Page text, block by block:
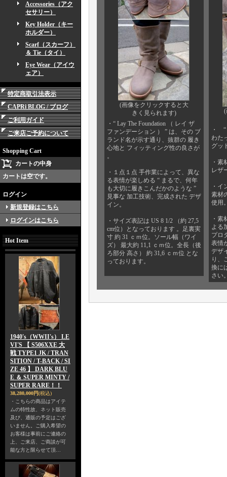
Accessories（アク
セサリー）
Key Holder（キー
ホルダー）
Scarf（スカーフ）
＆ Tie（タイ）
Eye Wear（アイウ
ェア）
特定商取引法表示
CAPRi BLOG / ブログ
ご利用ガイド
ご来店ご予約について
Shopping Cart
カートの中身
カートは空です。
ログイン
新規登録はこちら
ログインはこちら
Hot Item
1940's（WWII's） LE
VI'S 【 S506XXE 大
戦 TYPE1 JK / TRAN
SITION / T-BACK / SI
ZE 46 】 DARK BLU
E ＆ SUPER MINTY /
SUPER RARE！！
38,280,000円(税込)
・こちらの商品はアイテ
ムの特性故、ネット販売
及び、通販の予定はござ
いません。ご購入希望の
お客様は事前にご連絡の
上、ご来店、ご商談が可
能な方と限らせて頂…
(画像をクリックすると大
きく見られます)
・“ Lay The Foundation （ レイ ザ
ファンデーション ） ” は、その ブ
ランド名が示す通り、抜群の 履き
心地と フィッティング性の良さが
。
・１点１点 手作業によって、異な
る表情が楽しめる “ まるで、何年
も大切に履きこんだかのような ”
見事な 加工技術、完成された デザ
イン。
・サイズ表記は US 8 1/2 （約 27,5
cm位）となっております 。足裏実
寸 約 31 ｃｍ位。ソール幅（ワイ
ズ） 最大約 11,1 ｃｍ位。全長（後
ろ部分 高さ） 約 31,6 ｃｍ位 とな
っております。
(
・ “
わた
グッ
・素
レザ
・イ
素材
使用
・素
よる
プロ
表情
デザ
り、
換に
さい